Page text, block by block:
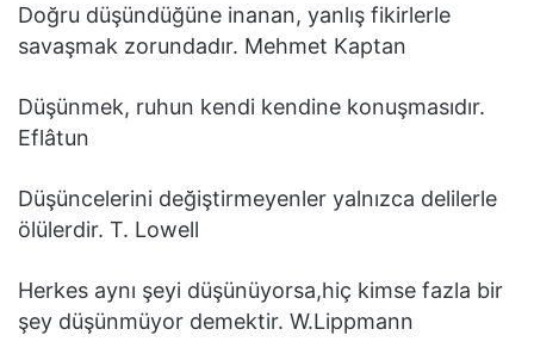
Doğru düşündüğüne inanan, yanlış fikirlerle
savaşmak zorundadır. Mehmet Kaptan
Düşünmek, ruhun kendi kendine konuşmasıdır.
Eflâtun
Düşüncelerini değiştirmeyenler yalnızca delilerle
ölülerdir. T. Lowell
Herkes aynı şeyi düşünüyorsa,hiç kimse fazla bir
şey düşünmüyor demektir. W.Lippmann